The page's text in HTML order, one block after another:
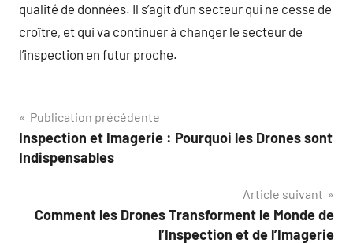
qualité de données. Il s’agit d’un secteur qui ne cesse de
croître, et qui va continuer à changer le secteur de
l’inspection en futur proche.
Navigation
de
Publication précédente
Inspection et Imagerie : Pourquoi les Drones sont
Indispensables
Article suivant
Comment les Drones Transforment le Monde de
l’Inspection et de l’Imagerie